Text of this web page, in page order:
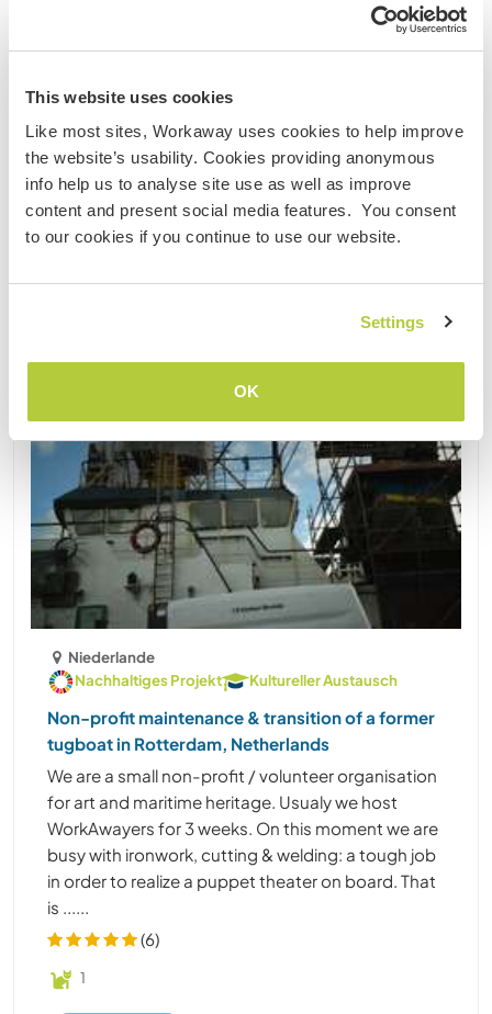
This website uses cookies
Like most sites, Workaway uses cookies to help improve
the website’s usability. Cookies providing anonymous
info help us to analyse site use as well as improve
content and present social media features. You consent
to our cookies if you continue to use our website.
Settings
OK
-- Hi, I'm Lucas and I'm the owner/skipper of ......
Kontakt
Niederlande
Nachhaltiges Projekt
Kultureller Austausch
Non-profit maintenance & transition of a former
tugboat in Rotterdam, Netherlands
We are a small non-profit / volunteer organisation
for art and maritime heritage. Usualy we host
WorkAwayers for 3 weeks. On this moment we are
busy with ironwork, cutting & welding: a tough job
in order to realize a puppet theater on board. That
is ......
(6)
1